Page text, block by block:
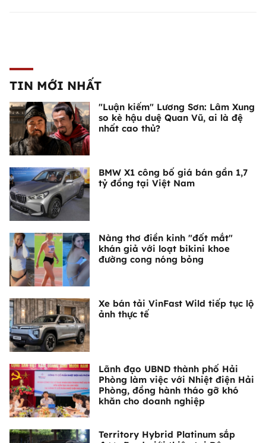
TIN MỚI NHẤT
"Luận kiếm" Lương Sơn: Lâm Xung
so kè hậu duệ Quan Vũ, ai là đệ
nhất cao thủ?
BMW X1 công bố giá bán gần 1,7
tỷ đồng tại Việt Nam
Nàng thơ điền kinh "đốt mắt"
khán giả với loạt bikini khoe
đường cong nóng bỏng
Xe bán tải VinFast Wild tiếp tục lộ
ảnh thực tế
Lãnh đạo UBND thành phố Hải
Phòng làm việc với Nhiệt điện Hải
Phòng, đồng hành tháo gỡ khó
khăn cho doanh nghiệp
Territory Hybrid Platinum sắp